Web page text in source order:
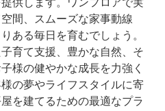
供します。ワンフロアで実
間、スムーズな家事動線
ある毎日を育むでしょう。
育て支援、豊かな自然、そ
様の健やかな成長を力強く
の夢やライフスタイルに寄
を建てるための最適なプラ